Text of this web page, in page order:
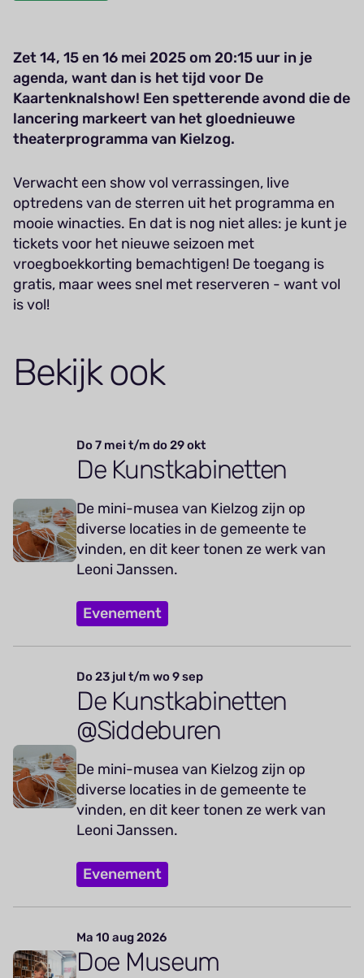
Zet 14, 15 en 16 mei 2025 om 20:15 uur in je
agenda, want dan is het tijd voor De
Kaartenknalshow! Een spetterende avond die de
lancering markeert van het gloednieuwe
theaterprogramma van Kielzog.
Verwacht een show vol verrassingen, live
optredens van de sterren uit het programma en
mooie winacties. En dat is nog niet alles: je kunt je
tickets voor het nieuwe seizoen met
vroegboekkorting bemachtigen! De toegang is
gratis, maar wees snel met reserveren - want vol
is vol!
Bekijk ook
Do 7 mei t/m do 29 okt
De Kunstkabinetten
De mini-musea van Kielzog zijn op
diverse locaties in de gemeente te
vinden, en dit keer tonen ze werk van
Leoni Janssen.
Evenement
Do 23 jul t/m wo 9 sep
De Kunstkabinetten
@Siddeburen
De mini-musea van Kielzog zijn op
diverse locaties in de gemeente te
vinden, en dit keer tonen ze werk van
Leoni Janssen.
Evenement
Ma 10 aug 2026
Doe Museum